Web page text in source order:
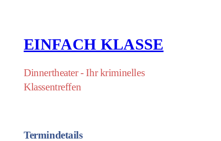
EINFACH KLASSE
Dinnertheater - Ihr kriminelles
Klassentreffen
Termindetails